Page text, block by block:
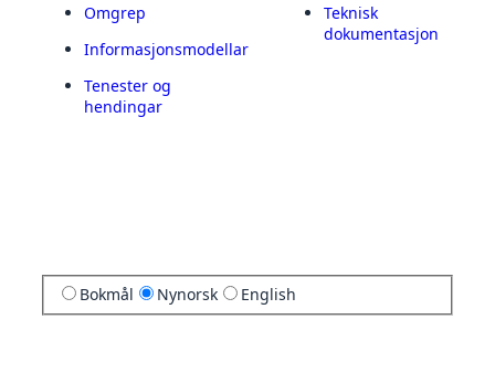
Omgrep
Informasjonsmodellar
Tenester og
hendingar
Teknisk
dokumentasjon
Bokmål Nynorsk English